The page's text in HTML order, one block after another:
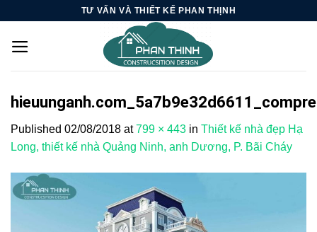
content
TƯ VẤN VÀ THIẾT KẾ PHAN THỊNH
Published 02/08/2018 at799 × 443 in Thiết kế nhà đẹp Hạ
Long, thiết kế nhà Quảng Ninh, anh Dương, P. Bãi Cháy